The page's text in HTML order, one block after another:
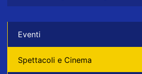
Eventi
Spettacoli e Cinema